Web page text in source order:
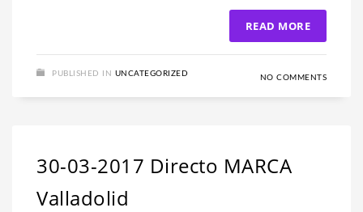
READ MORE
PUBLISHED IN UNCATEGORIZED NO COMMENTS
30-03-2017 Directo MARCA
Valladolid